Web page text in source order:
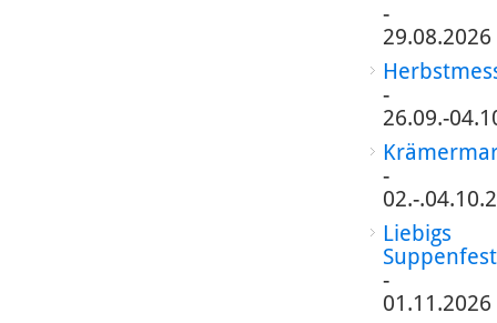
-
29.08.2026
-
26.09.-
-
02.-
Liebigs
Suppenfest
-
01.11.2026